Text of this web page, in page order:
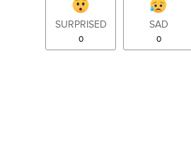
SURPRISED
0
SAD
0